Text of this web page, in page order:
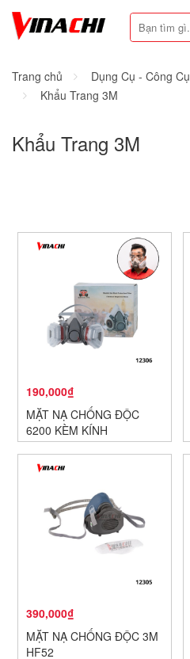
Trang chủ Dụng Cụ - Công Cụ
Khẩu Trang 3M
Khẩu Trang 3M
190,000₫
MẶT NẠ CHỐNG ĐỘC
6200 KÈM KÍNH
390,000₫
MẶT NẠ CHỐNG ĐỘC 3M
HF52